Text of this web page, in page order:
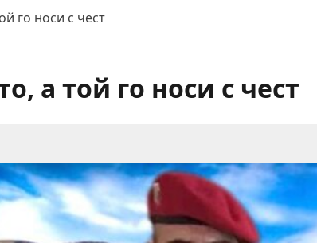
го носи с чест
а той го носи с чест